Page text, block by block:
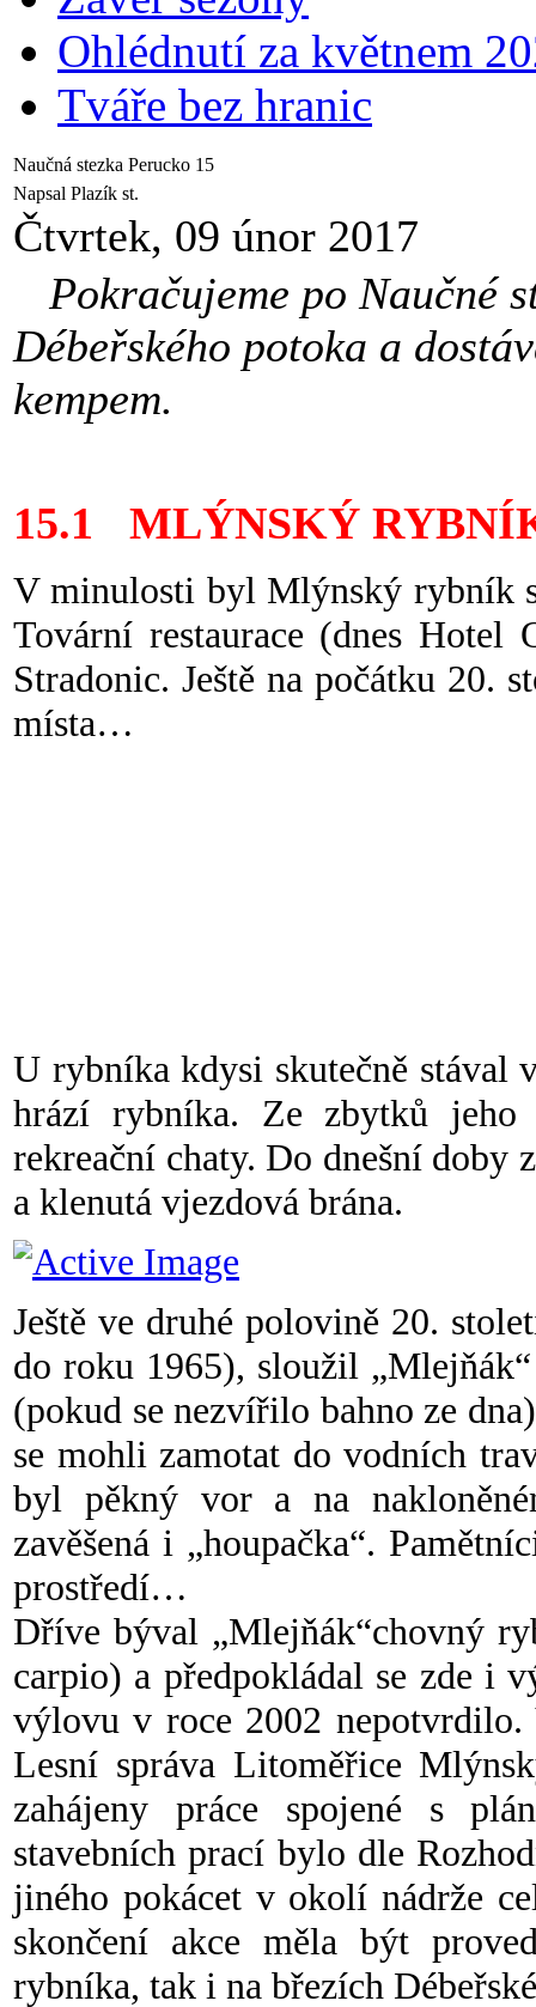
Ohlédnutí za květnem
Tváře bez hranic
Naučná stezka Perucko 15
Napsal Plazík st.
Čtvrtek, 09 únor 2017
Pokračujeme po Naučné
Débeřského potoka a
kempem.
15.1 MLÝNSKÝ
V minulosti byl Mlýnský rybník
Tovární restaurace (dnes Hotel
Stradonic. Ještě na počátku 20.
místa…
U rybníka kdysi skutečně stával
hrází rybníka. Ze zbytků jeho
rekreační chaty. Do dnešní doby
a klenutá vjezdová brána.
Ještě ve druhé polovině 20.
do roku 1965), sloužil
(pokud se nezvířilo bahno ze
se mohli zamotat do vodních
byl pěkný vor a na
zavěšená i „houpačka“.
prostředí…
Dříve býval „Mlejňák“chovný
carpio) a předpokládal se zde i
výlovu v roce 2002
Lesní správa Litoměřice
zahájeny práce spojené s
stavebních prací bylo dle
jiného pokácet v okolí nádrže
skončení akce měla být
rybníka, tak i na březích